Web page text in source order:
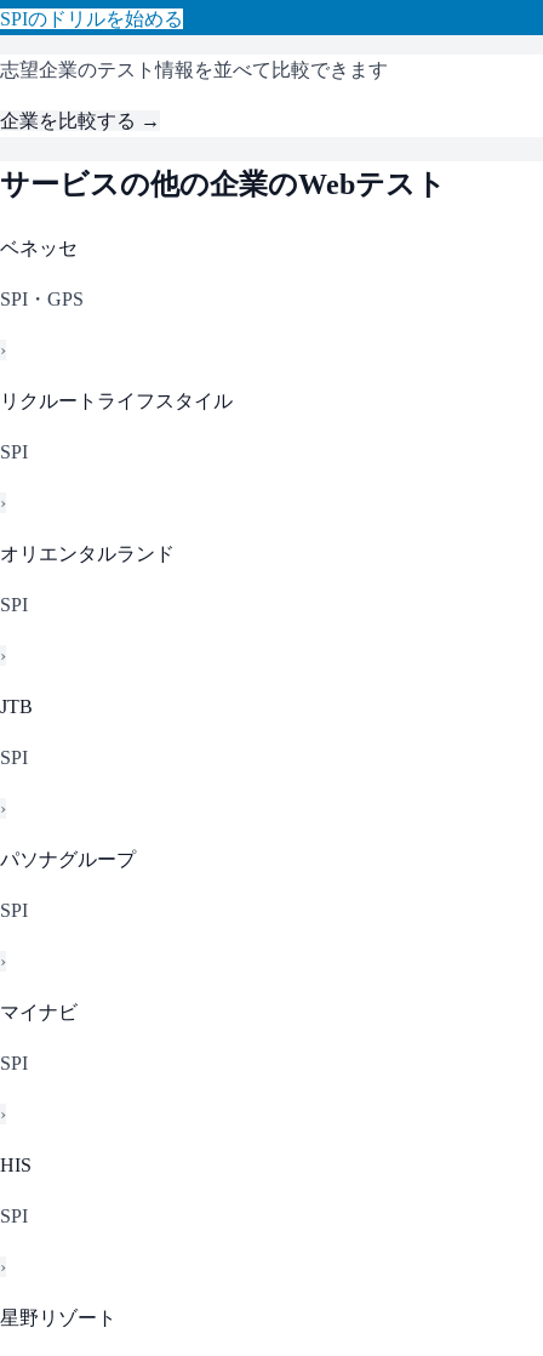
SPIのドリルを始める
志望企業のテスト情報を並べて比較できます
企業を比較する →
サービスの他の企業のWebテスト
ベネッセ
SPI・GPS
›
リクルートライフスタイル
SPI
›
オリエンタルランド
SPI
›
JTB
SPI
›
パソナグループ
SPI
›
マイナビ
SPI
›
HIS
SPI
›
星野リゾート